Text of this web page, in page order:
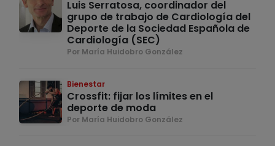
Luis Serratosa, coordinador del
grupo de trabajo de Cardiología del
Deporte de la Sociedad Española de
Cardiología (SEC)
Por María Huidobro González
Bienestar
Crossfit: fijar los límites en el
deporte de moda
Por María Huidobro González